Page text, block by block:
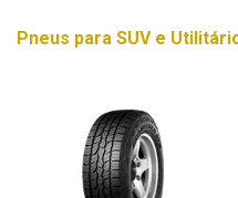
Pneus para SUV e